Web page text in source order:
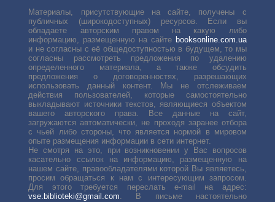
Материалы, присутствующие на сайте, получены с
публичных (широкодоступных) ресурсов. Если вы
обладаете авторским правом на какую либо
информацию, размещенную на сайте booksonline.com.ua
и не согласны с её общедоступностью в будущем, то мы
согласны рассмотреть предложения по удалению
определенного материала, а также обсудить
предложения о договоренностях, разрешающих
использовать данный контент. Мы не отслеживаем
действия пользователей, которые самостоятельно
выкладывают источники текстов, являющиеся объектом
вашего авторского права. Все данные на сайт,
загружаются автоматически, не проходя заранее отбора
с чьей либо стороны, что является нормой в мировом
опыте размещения информации в сети интернет.
Не смотря на это, при возникновении у Вас вопросов
касательно ссылок на информацию, размещенную на
нашем сайте, правообладателями которой Вы являетесь,
просим обращаться к нам с интересующим запросом.
Для этого требуется переслать е-mail на адрес:
vse.biblioteki@gmail.com. В письме настоятельно